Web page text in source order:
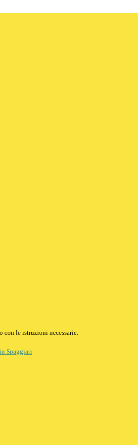
con le istruzioni necessarie.
Spaggiari